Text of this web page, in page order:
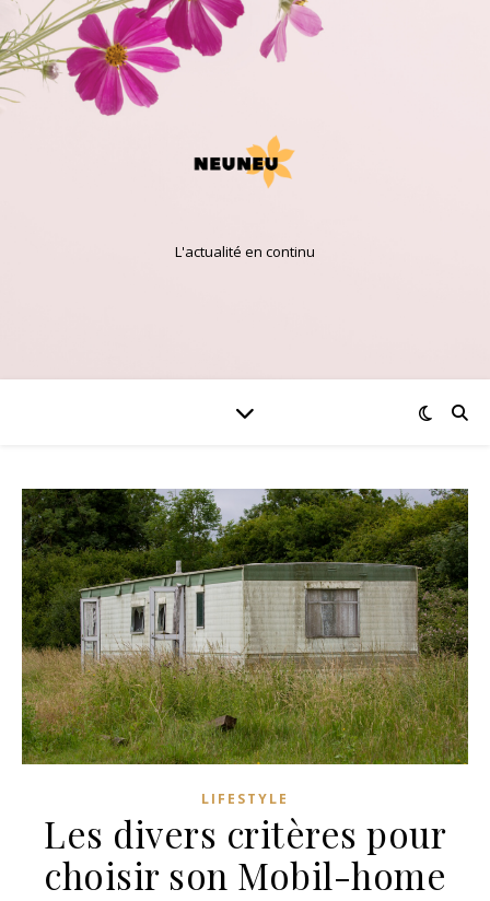
L'actualité en continu
LIFESTYLE
Les divers critères pour
choisir son Mobil-home